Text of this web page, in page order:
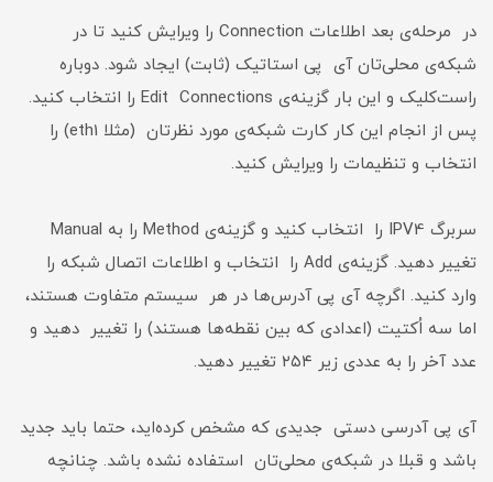
در مرحله‌ی بعد اطلاعات Connection را ویرایش کنید تا در
شبکه‌ی محلی‌تان آی پی استاتیک (ثابت) ایجاد شود. دوباره
راست‌کلیک و این بار گزینه‌ی Edit Connections را انتخاب کنید.
پس از انجام این کار کارت شبکه‌ی مورد نظرتان (مثلا eth1) را
انتخاب و تنظیمات را ویرایش کنید.
سربرگ IPV4 را انتخاب کنید و گزینه‌ی Method را به Manual
تغییر دهید. گزینه‌ی Add را انتخاب و اطلاعات اتصال شبکه را
وارد کنید. اگرچه آی پی آدرس‌ها در هر سیستم متفاوت هستند،
اما سه اُکتيت (اعدادی که بین نقطه‌ها هستند) را تغییر دهید و
عدد آخر را به عددی زیر ۲۵۴ تغییر دهید.
آی پی آدرسی دستی جدیدی‌ که مشخص کرده‌اید، حتما باید جدید
باشد و قبلا در شبکه‌ی محلی‌تان استفاده نشده باشد. چنانچه